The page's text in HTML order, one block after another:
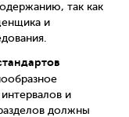
так как
и
и
должны